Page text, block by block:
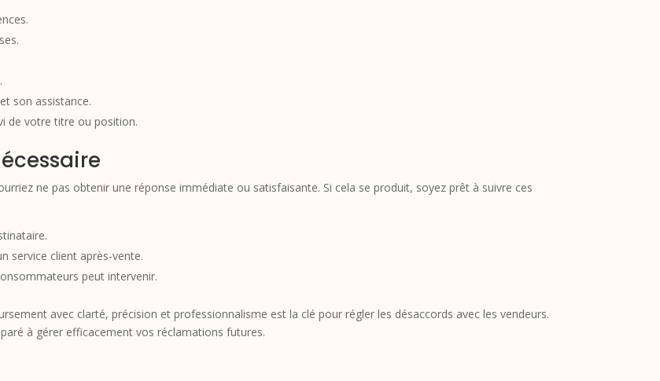
son assistance.
de votre titre ou position.
ne pas obtenir une réponse immédiate ou satisfaisante. Si cela se produit, soyez prêt à suivre ces
service client après-vente.
peut intervenir.
avec clarté, précision et professionnalisme est la clé pour régler les désaccords avec les vendeurs.
à gérer efficacement vos réclamations futures.